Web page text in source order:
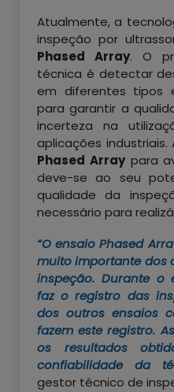
Atualmente, a
inspeção por
Phased Array. O
técnica é detectar
em diferentes tipos
para garantir a
incerteza na
aplicações
Phased Arraypara
deve-se ao seu
qualidade da
necessário para
“O ensaio Phased
muito importante dos
inspeção. Durante o
faz o registro das
dos outros ensaios
fazem este registro.
os resultados
confiabilidade da
gestor técnico de